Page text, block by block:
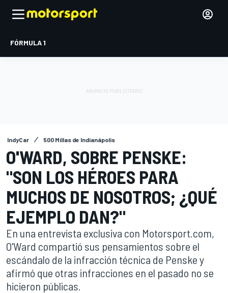
FÓRMULA 1
IndyCar 500 Millas de Indianápolis
O'WARD, SOBRE PENSKE:
"SON LOS HÉROES PARA
MUCHOS DE NOSOTROS; ¿QUÉ
EJEMPLO DAN?"
En una entrevista exclusiva con Motorsport.com,
O'Ward compartió sus pensamientos sobre el
escándalo de la infracción técnica de Penske y
afirmó que otras infracciones en el pasado no se
hicieron públicas.